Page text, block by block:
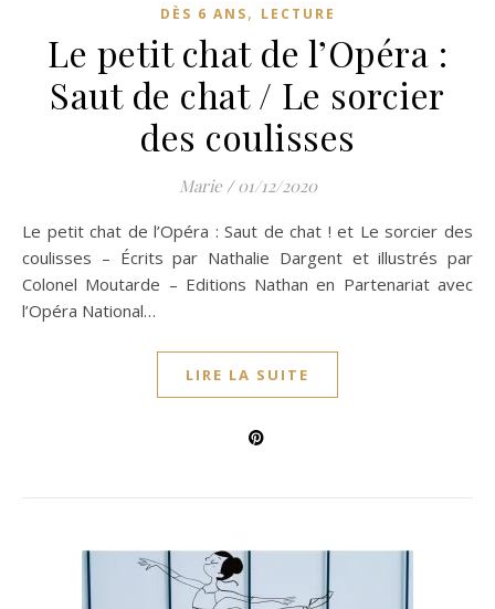
DÈS 6 ANS, LECTURE
Le petit chat de l’Opéra :
Saut de chat / Le sorcier
des coulisses
Marie / 01/12/2020
Le petit chat de l’Opéra : Saut de chat ! et Le sorcier des
coulisses – Écrits par Nathalie Dargent et illustrés par
Colonel Moutarde – Editions Nathan en Partenariat avec
l’Opéra National…
LIRE LA SUITE